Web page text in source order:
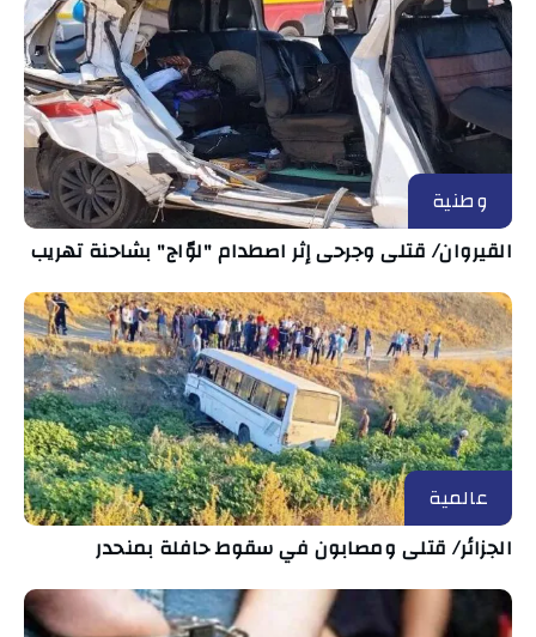
وطنية
القيروان/ قتلى وجرحى إثر اصطدام "لوّاج" بشاحنة تهريب
عالمية
الجزائر/ قتلى ومصابون في سقوط حافلة بمنحدر